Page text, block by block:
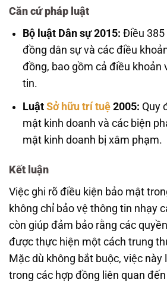
Căn cứ pháp luật
Bộ luật Dân sự 2015: Điều 385
đồng dân sự và các điều
đồng, bao gồm cả điều khoản
tin.
Luật Sở hữu trí tuệ2005: Quy
mật kinh doanh và các biện
mật kinh doanh bị xâm phạm.
Kết luận
Việc ghi rõ điều kiện bảo mật
không chỉ bảo vệ thông tin nhạy
còn giúp đảm bảo rằng các
được thực hiện một cách trung
Mặc dù không bắt buộc, việc này
trong các hợp đồng liên quan